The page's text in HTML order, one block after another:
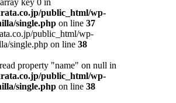
key 0 in
public_html/wp-
single.php on line 37
public_html/wp-
single.php on line 38
property "name" on null in
public_html/wp-
single.php on line 38